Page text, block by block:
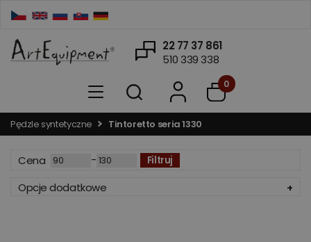
22 77 37 861
510 339 338
0
Pędzle syntetyczne Tintoretto seria 1330
Cena - Filtruj
Opcje dodatkowe